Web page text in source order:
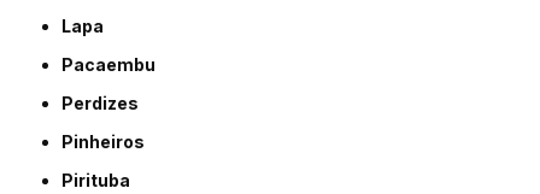
Lapa
Pacaembu
Perdizes
Pinheiros
Pirituba